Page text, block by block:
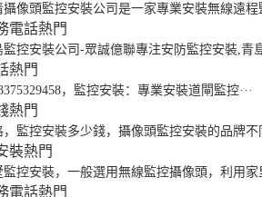
像頭監控安裝公司是一家專業安裝無線遠程
電話熱門
控安裝公司-眾誠億聯專注安防監控安裝,青
熱門
，監控安裝：專業安裝道閘監控···
熱門
監控安裝多少錢，攝像頭監控安裝的品牌不
裝熱門
控安裝，一般選用無線監控攝像頭，利用家
電話熱門